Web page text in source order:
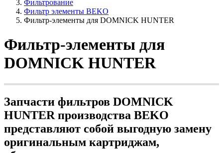
Фильтрование
Фильтр элементы BEKO
Фильтр-элементы для DOMNICK HUNTER
Фильтр-элементы для
DOMNICK HUNTER
Запчасти фильтров DOMNICK
HUNTER производства BEKO
представляют собой выгодную замену
оригинальным картриджам,